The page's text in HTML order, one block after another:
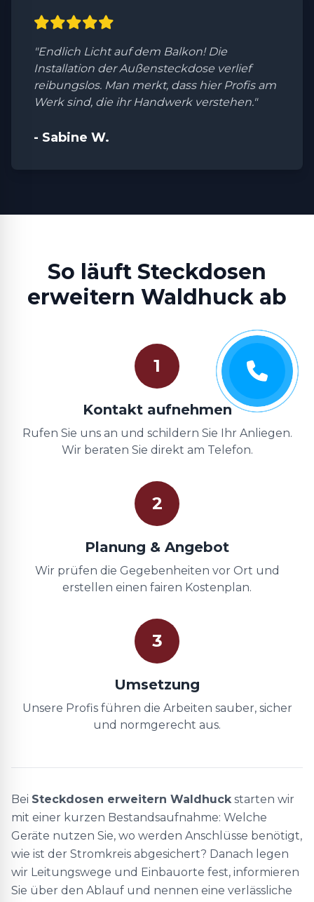
"Endlich Licht auf dem Balkon! Die
Installation der Außensteckdose verlief
reibungslos. Man merkt, dass hier Profis am
Werk sind, die ihr Handwerk verstehen."
- Sabine W.
So läuft Steckdosen
erweitern Waldhuck ab
1
Kontakt aufnehmen
Rufen Sie uns an und schildern Sie Ihr Anliegen.
Wir beraten Sie direkt am Telefon.
2
Planung & Angebot
Wir prüfen die Gegebenheiten vor Ort und
erstellen einen fairen Kostenplan.
3
Umsetzung
Unsere Profis führen die Arbeiten sauber, sicher
und normgerecht aus.
Bei Steckdosen erweitern Waldhuckstarten wir
mit einer kurzen Bestandsaufnahme: Welche
Geräte nutzen Sie, wo werden Anschlüsse benötigt,
wie ist der Stromkreis abgesichert? Danach legen
wir Leitungswege und Einbauorte fest, informieren
Sie über den Ablauf und nennen eine verlässliche